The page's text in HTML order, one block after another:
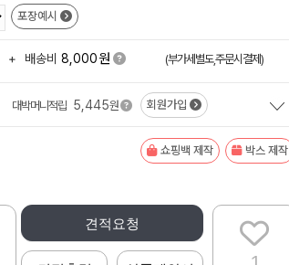
포장예시
+ 배송비 8,000원 (부가세별도,주문시결제)
대박머니적립 5,445원 회원가입
쇼핑백 제작 박스 제작
견적요청